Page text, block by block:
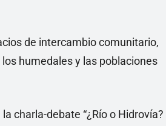
de intercambio comunitario,
humedales y las poblaciones
charla-debate “¿Río o Hidrovía?